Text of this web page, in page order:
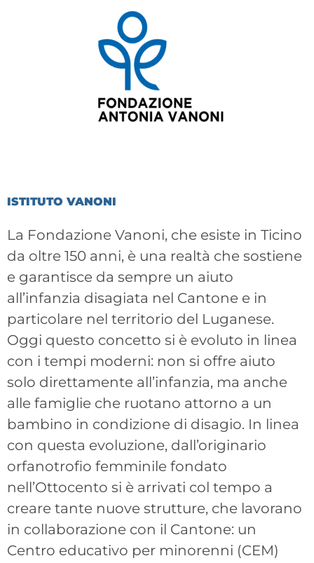
ISTITUTO VANONI
La Fondazione Vanoni, che esiste in Ticino
da oltre 150 anni, è una realtà che sostiene
e garantisce da sempre un aiuto
all’infanzia disagiata nel Cantone e in
particolare nel territorio del Luganese.
Oggi questo concetto si è evoluto in linea
con i tempi moderni: non si offre aiuto
solo direttamente all’infanzia, ma anche
alle famiglie che ruotano attorno a un
bambino in condizione di disagio. In linea
con questa evoluzione, dall’originario
orfanotrofio femminile fondato
nell’Ottocento si è arrivati col tempo a
creare tante nuove strutture, che lavorano
in collaborazione con il Cantone: un
Centro educativo per minorenni (CEM)